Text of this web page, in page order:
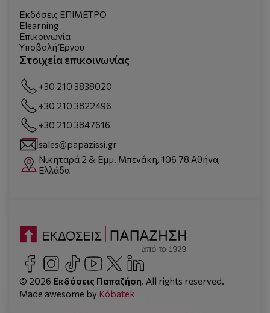
Εκδόσεις ΕΠΙΜΕΤΡΟ
Elearning
Επικοινωνία
Υποβολή Έργου
Στοιχεία επικοινωνίας
+30 210 3838020
+30 210 3822496
+30 210 3847616
sales@papazissi.gr
Νικηταρά 2 & Εμμ. Μπενάκη, 106 78 Αθήνα,
Ελλάδα
© 2026 Εκδόσεις Παπαζήση. All rights reserved.
Made awesome by Kόbatek